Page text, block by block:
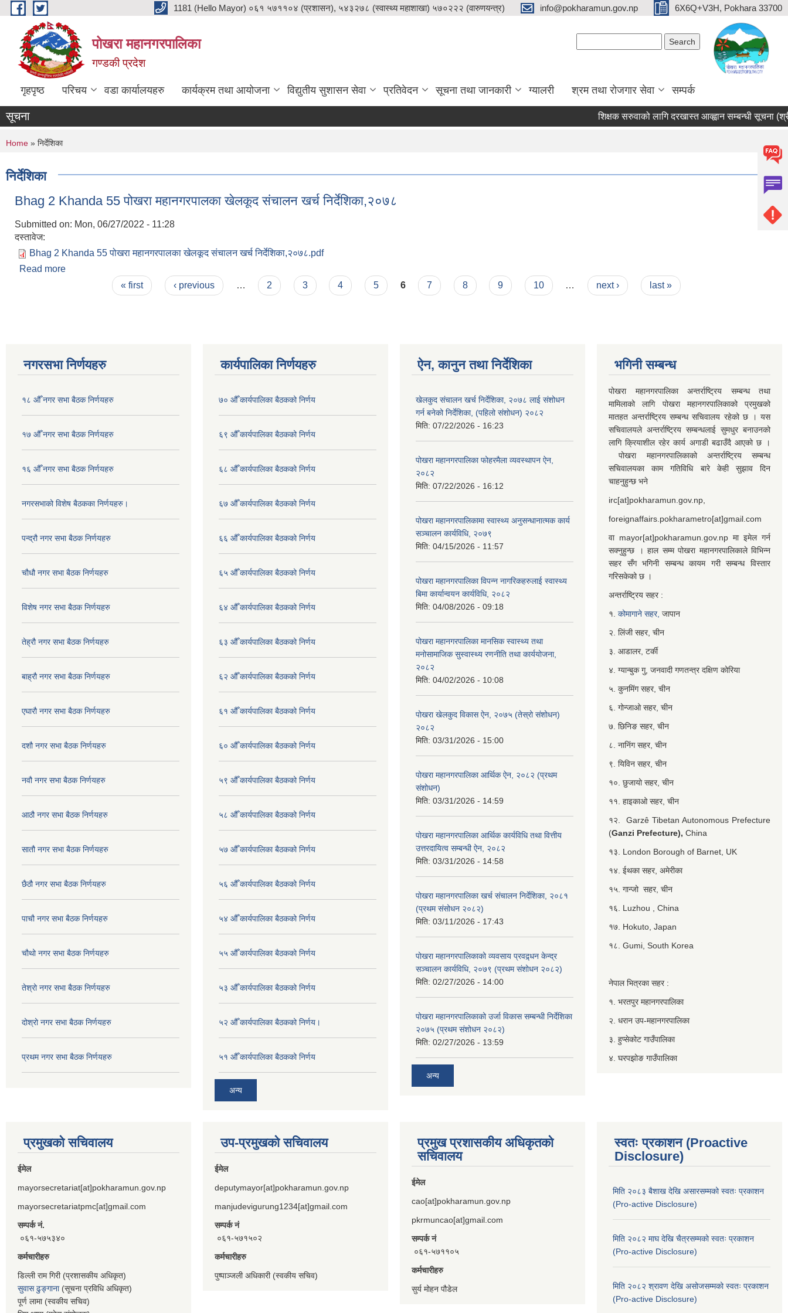
Skip to main content 1181 (Hello Mayor) ०६१ ५७११०४ (प्रशासन), ५४३२७८ (स्वास्थ्य महाशाखा) ५७०२२२ (वारुणयन्त्र) info@pokharamun.gov.np 6X6Q+V3H, Pokhara 33700
पोखरा महानगरपालिका
गण्डकी प्रदेश
गृहपृष्ठ परिचय वडा कार्यालयहरु कार्यक्रम तथा आयोजना विद्युतीय सुशासन सेवा प्रतिवेदन सूचना तथा जानकारी ग्यालरी श्रम तथा रोजगार सेवा सम्पर्क
सूचना शिक्षक सरुवाको लागि दरखास्त आव्ह्वान सम्बन्धी सूचना (श्री
You are here
Home » निर्देशिका
निर्देशिका
Bhag 2 Khanda 55 पोखरा महानगरपालका खेलकूद संचालन खर्च निर्देशिका,२०७८
Submitted on: Mon, 06/27/2022 - 11:28
दस्तावेज:
Bhag 2 Khanda 55 पोखरा महानगरपालका खेलकूद संचालन खर्च निर्देशिका,२०७८.pdf
Read more
« first ‹ previous … 2 3 4 5 6 7 8 9 10 … next › last »
नगरसभा निर्णयहरु
१८ औँ नगर सभा बैठक निर्णयहरु
१७ औँ नगर सभा बैठक निर्णयहरु
१६ औँ नगर सभा बैठक निर्णयहरु
नगरसभाको विशेष बैठकका निर्णयहरु।
पन्द्रौ नगर सभा बैठक निर्णयहरु
चौधौ नगर सभा बैठक निर्णयहरु
विशेष नगर सभा बैठक निर्णयहरु
तेह्रौ नगर सभा बैठक निर्णयहरु
बाह्रौ नगर सभा बैठक निर्णयहरु
एघारौ नगर सभा बैठक निर्णयहरु
दशौ नगर सभा बैठक निर्णयहरु
नवौ नगर सभा बैठक निर्णयहरु
आठौ नगर सभा बैठक निर्णयहरु
सातौ नगर सभा बैठक निर्णयहरु
छैठौ नगर सभा बैठक निर्णयहरु
पाचौ नगर सभा बैठक निर्णयहरु
चौथो नगर सभा बैठक निर्णयहरु
तेश्रो नगर सभा बैठक निर्णयहरु
दोश्रो नगर सभा बैठक निर्णयहरु
प्रथम नगर सभा बैठक निर्णयहरु
कार्यपालिका निर्णयहरु
७० औँ कार्यपालिका बैठकको निर्णय
६९ औँ कार्यपालिका बैठकको निर्णय
६८ औँ कार्यपालिका बैठकको निर्णय
६७ औँ कार्यपालिका बैठकको निर्णय
६६ औँ कार्यपालिका बैठकको निर्णय
६५ औँ कार्यपालिका बैठकको निर्णय
६४ औँ कार्यपालिका बैठकको निर्णय
६३ औँ कार्यपालिका बैठकको निर्णय
६२ औँ कार्यपालिका बैठकको निर्णय
६१ औँ कार्यपालिका बैठकको निर्णय
६० औँ कार्यपालिका बैठकको निर्णय
५९ औँ कार्यपालिका बैठकको निर्णय
५८ औँ कार्यपालिका बैठकको निर्णय
५७ औँ कार्यपालिका बैठकको निर्णय
५६ औँ कार्यपालिका बैठकको निर्णय
५४ औँ कार्यपालिका बैठकको निर्णय
५५ औँ कार्यपालिका बैठकको निर्णय
५३ औँ कार्यपालिका बैठकको निर्णय
५२ औँ कार्यपालिका बैठकको निर्णय।
५१ औँ कार्यपालिका बैठकको निर्णय
अन्य
ऐन, कानुन तथा निर्देशिका
खेलकुद संचालन खर्च निर्देशिका, २०७८ लाई संशोधन
गर्न बनेको निर्देशिका, (पहिलो संशोधन) २०८२
मिति: 07/22/2026 - 16:23
पोखरा महानगरपालिका फोहरमैला व्यवस्थापन ऐन,
२०८२
मिति: 07/22/2026 - 16:12
पोखरा महानगरपालिकामा स्वास्थ्य अनुसन्धानात्मक कार्य
सञ्चालन कार्यविधि, २०७९
मिति: 04/15/2026 - 11:57
पोखरा महानगरपालिका विपन्न नागरिकहरुलाई स्वास्थ्य
बिमा कार्यान्वयन कार्यविधि, २०८२
मिति: 04/08/2026 - 09:18
पोखरा महानगरपालिका मानसिक स्वास्थ्य तथा
मनोसामाजिक सुस्वास्थ्य रणनीति तथा कार्ययोजना,
२०८२
मिति: 04/02/2026 - 10:08
पोखरा खेलकुद विकास ऐन, २०७५ (तेस्रो संशोधन)
२०८२
मिति: 03/31/2026 - 15:00
पोखरा महानगरपालिका आर्थिक ऐन, २०८२ (प्रथम
संशोधन)
मिति: 03/31/2026 - 14:59
पोखरा महानगरपालिका आर्थिक कार्यविधि तथा वित्तीय
उत्तरदायित्व सम्बन्धी ऐन, २०८२
मिति: 03/31/2026 - 14:58
पोखरा महानगरपालिका खर्च संचालन निर्देशिका, २०८१
(प्रथम संसोधन २०८२)
मिति: 03/11/2026 - 17:43
पोखरा महानगरपालिकाको व्यवसाय प्रवद्र्धन केन्द्र
सञ्चालन कार्यविधि, २०७९ (प्रथम संशोधन २०८२)
मिति: 02/27/2026 - 14:00
पोखरा महानगरपालिकाको उर्जा विकास सम्बन्धी निर्देशिका
२०७५ (प्रथम संशोधन २०८२)
मिति: 02/27/2026 - 13:59
अन्य
भगिनी सम्बन्ध
पोखरा महानगरपालिका अन्तर्राष्ट्रिय सम्बन्ध तथा
मामिलाको लागि पोखरा महानगरपालिकाको प्रमुखको
मातहत अन्तर्राष्ट्रिय सम्बन्ध सचिवालय रहेको छ । यस
सचिवालयले अन्तर्राष्ट्रिय सम्बन्धलाई सुमधुर बनाउनको
लागि क्रियाशील रहेर कार्य अगाडी बढाउँदै आएको छ ।
पोखरा महानगरपालिकाको अन्तर्राष्ट्रिय सम्बन्ध
सचिवालयका काम गतिविधि बारे केही सुझाव दिन
चाहनुहुन्छ भने
irc[at]pokharamun.gov.np,
foreignaffairs.pokharametro[at]gmail.com
वा mayor[at]pokharamun.gov.np मा इमेल गर्न
सक्नुहुन्छ । हाल सम्म पोखरा महानगरपालिकाले विभिन्न
सहर सँग भगिनी सम्बन्ध कायम गरी सम्बन्ध विस्तार
गरिसकेको छ ।
अन्तर्राष्ट्रिय सहर :
१. कोमागाने सहर, जापान
२. लिंजी सहर, चीन
३. आडालर, टर्की
४. ग्यान्बुक गु, जनवादी गणतन्त्र दक्षिण कोरिया
५. कुनमिंग सहर, चीन
६. गोन्जाओ सहर, चीन
७. छिनिङ सहर, चीन
८. नानिंग सहर, चीन
९. यिविन सहर, चीन
१०. छुजायो सहर, चीन
११. हाइकाओ सहर, चीन
१२. Garzê Tibetan Autonomous Prefecture
(Ganzi Prefecture), China
१३. London Borough of Barnet, UK
१४. ईथका सहर, अमेरीका
१५. गान्जो सहर, चीन
१६. Luzhou , China
१७. Hokuto, Japan
१८. Gumi, South Korea
नेपाल भित्रका सहर :
१. भरतपुर महानगरपालिका
२. धरान उप-महानगरपालिका
३. हुप्सेकोट गाउँपालिका
४. घरपझोङ गाउँपालिका
प्रमुखको सचिवालय
ईमेल
mayorsecretariat[at]pokharamun.gov.np
mayorsecretariatpmc[at]gmail.com
सम्पर्क नं.
०६१-५७५३४०
कर्मचारीहरु
डिल्ली राम गिरी (प्रशासकीय अधिकृत)
सुवास ढुङ्गाना(सूचना प्रविधि अधिकृत)
पूर्ण लामा (स्वकीय सचिव)
उप-प्रमुखको सचिवालय
ईमेल
deputymayor[at]pokharamun.gov.np
manjudevigurung1234[at]gmail.com
सम्पर्क नं
०६१-५७१५०२
कर्मचारीहरु
पुष्पाञ्जली अधिकारी (स्वकीय सचिव)
प्रमुख प्रशासकीय अधिकृतको
सचिवालय
ईमेल
cao[at]pokharamun.gov.np
pkrmuncao[at]gmail.com
सम्पर्क नं
०६१-५७११०५
कर्मचारीहरु
सुर्य मोहन पौडेल
स्वतः प्रकाशन (Proactive
Disclosure)
मिति २०८३ बैशाख देखि असारसम्मको स्वतः प्रकाशन
(Pro-active Disclosure)
मिति २०८२ माघ देखि चैत्रसम्मको स्वतः प्रकाशन
(Pro-active Disclosure)
मिति २०८२ श्रावण देखि असोजसम्मको स्वतः प्रकाशन
(Pro-active Disclosure)